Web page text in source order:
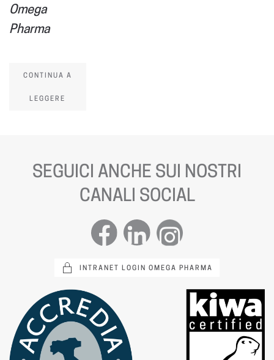
Omega
Pharma
CONTINUA A
LEGGERE
SEGUICI ANCHE SUI NOSTRI
CANALI SOCIAL
INTRANET LOGIN OMEGA PHARMA